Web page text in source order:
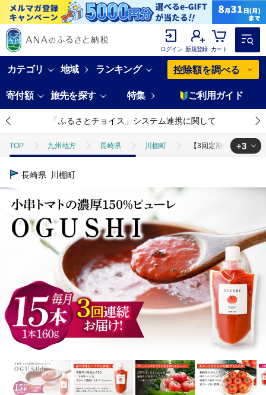
ログイン 新規登録 カート
カテゴリ 地域 ランキング 控除額を調べる
寄付額 旅先を探す 特集 ご利用ガイド
「ふるさとチョイス」システム連携に関して
TOP 九州地方 長崎県 川棚町 【3回定期便】小串ト
TOP
TOP 【3回定期便】小串トマトの濃縮
ほかの調味料
+3
長崎県 川棚町